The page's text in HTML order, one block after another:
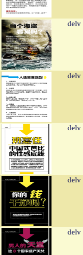
delv
delv
delv
delv
delv